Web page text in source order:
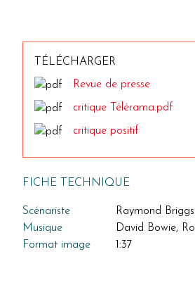
TÉLÉCHARGER
Revue de presse
critique Télérama.pdf
critique positif
FICHE TECHNIQUE
Scénariste
Raymond Briggs
Musique
David Bowie,
Format image
1:37